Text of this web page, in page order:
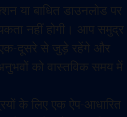
या बाधित डाउनलोड पर
नहीं होगी। आप समुद्र
एक-दूसरे से जुड़े रहेंगे और
को वास्तविक समय में
के लिए एक ऐप-आधारित